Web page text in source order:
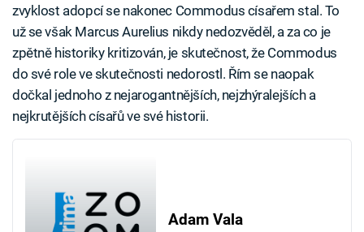
zvyklost adopcí se nakonec Commodus císařem stal. To
už se však Marcus Aurelius nikdy nedozvěděl, a za co je
zpětně historiky kritizován, je skutečnost, že Commodus
do své role ve skutečnosti nedorostl. Řím se naopak
dočkal jednoho z nejarogantnějších, nejzhýralejších a
nejkrutějších císařů ve své historii.
Adam Vala